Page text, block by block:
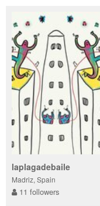
laplagadebaile
Madriz, Spain
11 followers